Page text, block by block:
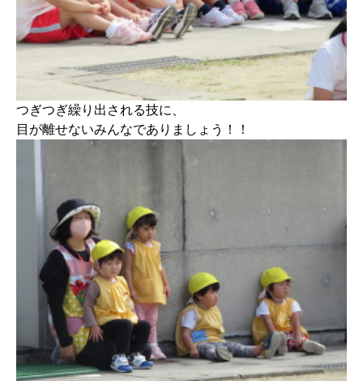
つぎつぎ繰り出される技に、
目が離せないみんなでありましょう！！